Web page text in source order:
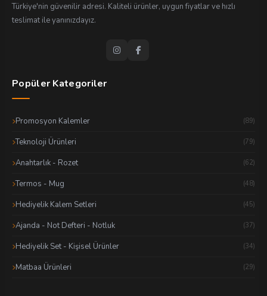
Türkiye'nin güvenilir adresi. Kaliteli ürünler, uygun fiyatlar ve hızlı
teslimat ile yanınızdayız.
Popüler Kategoriler
Promosyon Kalemler (89)
Teknoloji Ürünleri (79)
Anahtarlık - Rozet (62)
Termos - Mug (48)
Hediyelik Kalem Setleri (45)
Ajanda - Not Defteri - Notluk (37)
Hediyelik Set - Kişisel Ürünler (34)
Matbaa Ürünleri (29)